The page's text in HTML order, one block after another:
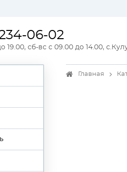
06-02
19.00, сб-вс с 09.00 до 14.00,
Главная